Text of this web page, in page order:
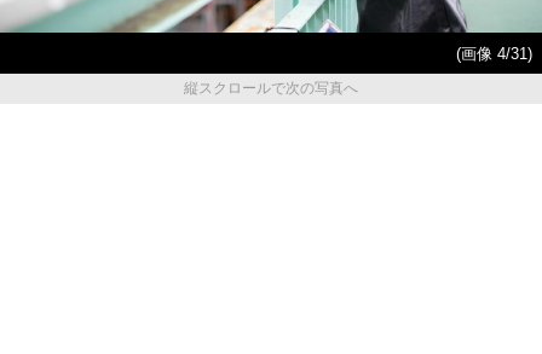
(画像 4/31)
縦スクロールで次の写真へ